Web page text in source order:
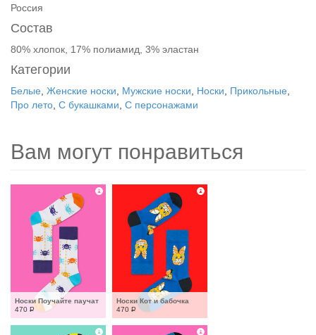
Россия
Состав
80% хлопок, 17% полиамид, 3% эластан
Категории
Белые Женские носки Мужские носки Носки Прикольные
Про лето С букашками С персонажами
Вам могут понравиться
Носки Поучайте паучат
470 Р
Носки Кот и бабочка
470 Р